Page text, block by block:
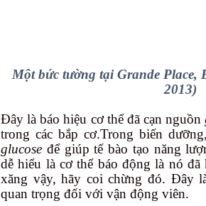
Một bức tường tại Grande Place,
2013)
Đây là báo hiệu cơ thể đã cạn nguồn
trong các bắp cơ.Trong biến dưỡng,
glucose để giúp tế bào tạo năng
dễ hiểu là cơ thể báo động là nó
xăng vậy, hãy coi chừng đó. Đây
quan trọng đối với vận động viên.